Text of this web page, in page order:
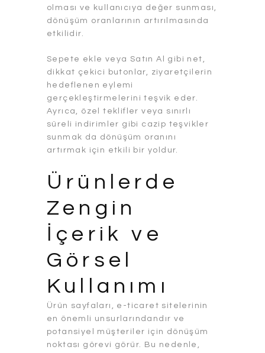
olması ve kullanıcıya değer sunması,
dönüşüm oranlarının artırılmasında
etkilidir.
Sepete ekle veya Satın Al gibi net,
dikkat çekici butonlar, ziyaretçilerin
hedeflenen eylemi
gerçekleştirmelerini teşvik eder.
Ayrıca, özel teklifler veya sınırlı
süreli indirimler gibi cazip teşvikler
sunmak da dönüşüm oranını
artırmak için etkili bir yoldur.
Ürünlerde
Zengin
İçerik ve
Görsel
Kullanımı
Ürün sayfaları, e-ticaret sitelerinin
en önemli unsurlarındandır ve
potansiyel müşteriler için dönüşüm
noktası görevi görür. Bu nedenle,